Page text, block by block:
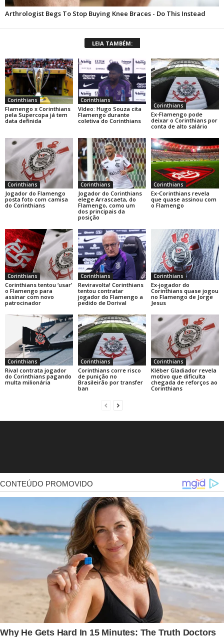
LEIA TAMBÉM:
Corinthians
Flamengo x Corinthians
pela Supercopa já tem
data definida
Corinthians
Vídeo: Hugo Souza cita
Flamengo durante
coletiva do Corinthians
Corinthians
Ex-Flamengo pode
deixar o Corinthians por
conta de alto salário
Corinthians
Jogador do Flamengo
posta foto com camisa
do Corinthians
Corinthians
Jogador do Corinthians
elege Arrascaeta, do
Flamengo, como um
dos principais da
posição
Corinthians
Ex-Corinthians revela
que quase assinou com
o Flamengo
Corinthians
Corinthians tentou ‘usar’
o Flamengo para
assinar com novo
patrocinador
Corinthians
Reviravolta! Corinthians
tentou contratar
jogador do Flamengo a
pedido de Dorival
Corinthians
Ex-jogador do
Corinthians quase jogou
no Flamengo de Jorge
Jesus
Corinthians
Rival contrata jogador
do Corinthians pagando
multa milionária
Corinthians
Corinthians corre risco
de punição no
Brasileirão por transfer
ban
Corinthians
Kléber Gladiador revela
motivo que dificulta
chegada de reforços ao
Corinthians